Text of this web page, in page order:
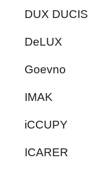
DUX DUCIS
DeLUX
Goevno
IMAK
iCCUPY
ICARER